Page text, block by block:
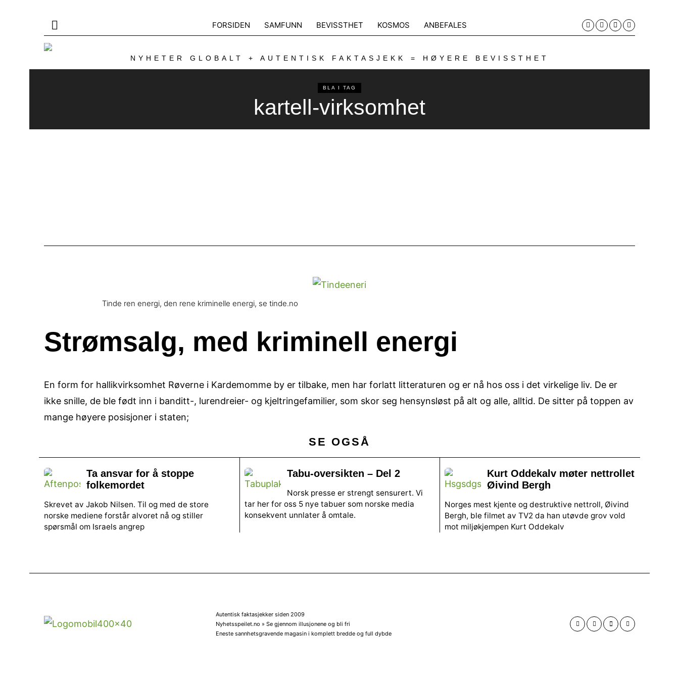
FORSIDEN SAMFUNN BEVISSTHET KOSMOS ANBEFALES
NYHETER GLOBALT + AUTENTISK FAKTASJEKK = HØYERE BEVISSTHET
BLA I TAG
kartell-virksomhet
Tinde ren energi, den rene kriminelle energi, se tinde.no
Strømsalg, med kriminell energi
En form for hallikvirksomhet Røverne i Kardemomme by er tilbake, men har forlatt litteraturen og er nå hos oss i det virkelige liv. De er
ikke snille, de ble født inn i banditt-, lurendreier- og kjeltringefamilier, som skor seg hensynsløst på alt og alle, alltid. De sitter på toppen av
mange høyere posisjoner i staten;
SE OGSÅ
Ta ansvar for å stoppe
folkemordet
Skrevet av Jakob Nilsen. Til og med de store
norske mediene forstår alvoret nå og stiller
spørsmål om Israels angrep
Tabu-oversikten – Del 2
Norsk presse er strengt sensurert. Vi
tar her for oss 5 nye tabuer som norske media
konsekvent unnlater å omtale.
Kurt Oddekalv møter nettrollet
Øivind Bergh
Norges mest kjente og destruktive nettroll, Øivind
Bergh, ble filmet av TV2 da han utøvde grov vold
mot miljøkjempen Kurt Oddekalv
Autentisk faktasjekker siden 2009
Nyhetsspeilet.no » Se gjennom illusjonene og bli fri
Eneste sannhetsgravende magasin i komplett bredde og full dybde